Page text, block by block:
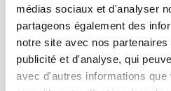
médias sociaux et d'analyser
partageons également des
notre site avec nos
publicité et d'analyse, qui
avec d'autres informations